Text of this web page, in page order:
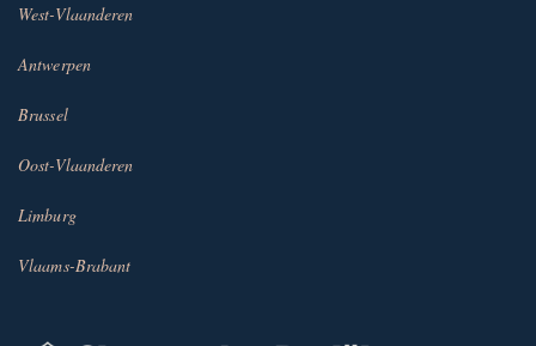
West-Vlaanderen
Antwerpen
Brussel
Oost-Vlaanderen
Limburg
Vlaams-Brabant